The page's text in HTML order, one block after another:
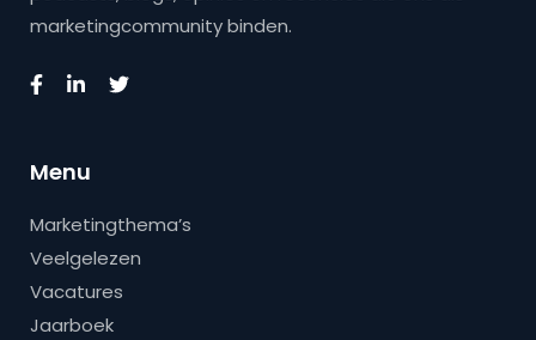
marketingcommunity binden.
Menu
Marketingthema’s
Veelgelezen
Vacatures
Jaarboek